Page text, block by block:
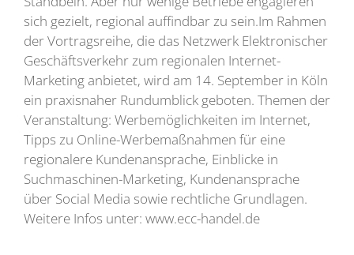
sich gezielt, regional auffindbar zu sein.Im Rahmen
der Vortragsreihe, die das Netzwerk Elektronischer
Geschäftsverkehr zum regionalen Internet-
Marketing anbietet, wird am 14. September in Köln
ein praxisnaher Rundumblick geboten. Themen der
Veranstaltung: Werbemöglichkeiten im Internet,
Tipps zu Online-Werbemaßnahmen für eine
regionalere Kundenansprache, Einblicke in
Suchmaschinen-Marketing, Kundenansprache
über Social Media sowie rechtliche Grundlagen.
Weitere Infos unter: www.ecc-handel.de